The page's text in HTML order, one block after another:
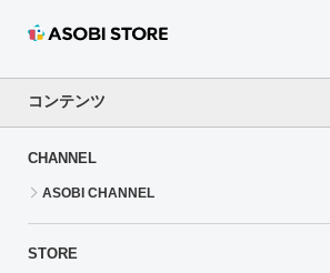
コンテンツ
CHANNEL
ASOBI CHANNEL
STORE